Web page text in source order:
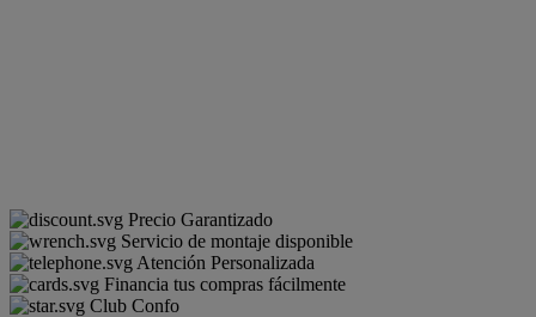
Precio Garantizado
Servicio de montaje disponible
Atención Personalizada
Financia tus compras fácilmente
Club Confo